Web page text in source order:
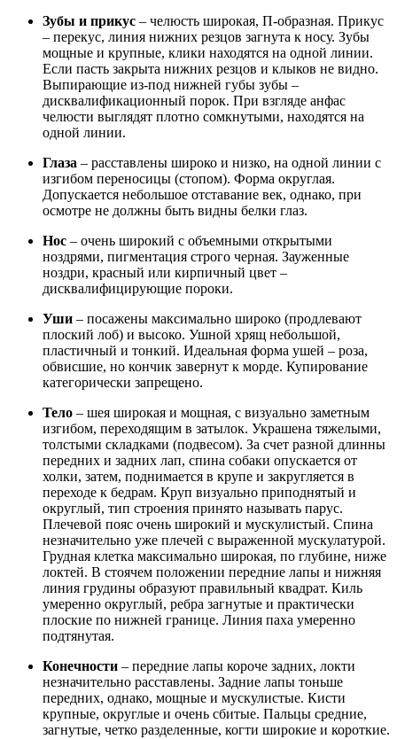
Зубы и прикус – челюсть широкая, П-образная. Прикус
– перекус, линия нижних резцов загнута к носу. Зубы
мощные и крупные, клики находятся на одной линии.
Если пасть закрыта нижних резцов и клыков не видно.
Выпирающие из-под нижней губы зубы –
дисквалификационный порок. При взгляде анфас
челюсти выглядят плотно сомкнутыми, находятся на
одной линии.
Глаза – расставлены широко и низко, на одной линии с
изгибом переносицы (стопом). Форма округлая.
Допускается небольшое отставание век, однако, при
осмотре не должны быть видны белки глаз.
Нос – очень широкий с объемными открытыми
ноздрями, пигментация строго черная. Зауженные
ноздри, красный или кирпичный цвет –
дисквалифицирующие пороки.
Уши – посажены максимально широко (продлевают
плоский лоб) и высоко. Ушной хрящ небольшой,
пластичный и тонкий. Идеальная форма ушей – роза,
обвисшие, но кончик завернут к морде. Купирование
категорически запрещено.
Тело – шея широкая и мощная, с визуально заметным
изгибом, переходящим в затылок. Украшена тяжелыми,
толстыми складками (подвесом). За счет разной длинны
передних и задних лап, спина собаки опускается от
холки, затем, поднимается в крупе и закругляется в
переходе к бедрам. Круп визуально приподнятый и
округлый, тип строения принято называть парус.
Плечевой пояс очень широкий и мускулистый. Спина
незначительно уже плечей с выраженной мускулатурой.
Грудная клетка максимально широкая, по глубине, ниже
локтей. В стоячем положении передние лапы и нижняя
линия грудины образуют правильный квадрат. Киль
умеренно округлый, ребра загнутые и практически
плоские по нижней границе. Линия паха умеренно
подтянутая.
Конечности – передние лапы короче задних, локти
незначительно расставлены. Задние лапы тоньше
передних, однако, мощные и мускулистые. Кисти
крупные, округлые и очень сбитые. Пальцы средние,
загнутые, четко разделенные, когти широкие и короткие.